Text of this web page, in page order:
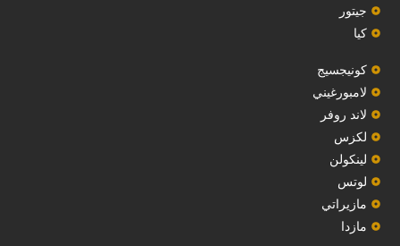
‏جيتور‏
كيا
‏كونيجسيج‏
لامبورغيني
لاند روفر
لكزس
لينكولن
‏لوتس‏
مازيراتي
مازدا